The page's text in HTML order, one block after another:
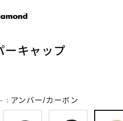
ーキャップ
： アンバー/カーボン